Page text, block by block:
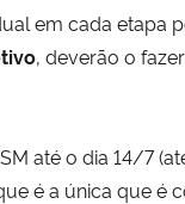
em cada etapa
, deverão o
até o dia 14/7
é a única que é